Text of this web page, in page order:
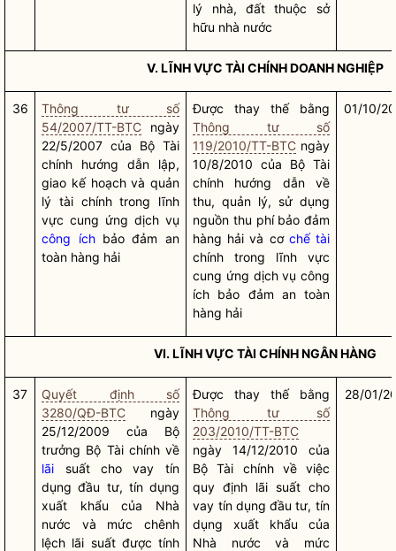
lý nhà, đất thuộc sở
hữu nhà nước
V. LĨNH VỰC TÀI CHÍNH DOANH NGHIỆP
36
Thông tư số
54/2007/TT-BTC ngày
22/5/2007 của Bộ Tài
chính hướng dẫn lập,
giao kế hoạch và quản
lý tài chính trong lĩnh
vực cung ứng dịch vụ
công íchbảo đảm an
toàn hàng hải
Được thay thế bằng
Thông tư số
119/2010/TT-BTC ngày
10/8/2010 của Bộ Tài
chính hướng dẫn về
thu, quản lý, sử dụng
nguồn thu phí bảo đảm
hàng hải và cơ chế tài
chính trong lĩnh vực
cung ứng dịch vụ công
ích bảo đảm an toàn
hàng hải
01/10/
VI. LĨNH VỰC TÀI CHÍNH NGÂN HÀNG
37
Quyết định số
3280/QĐ-BTC ngày
25/12/2009 của Bộ
trưởng Bộ Tài chính về
lãi suất cho vay tín
dụng đầu tư, tín dụng
xuất khẩu của Nhà
nước và mức chênh
lệch lãi suất được tính
Được thay thế bằng
Thông tư số
203/2010/TT-BTC
ngày 14/12/2010 của
Bộ Tài chính về việc
quy định lãi suất cho
vay tín dụng đầu tư, tín
dụng xuất khẩu của
Nhà nước và mức
28/01/